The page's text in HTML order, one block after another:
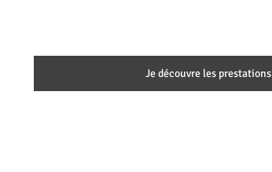
Je découvre les prestations